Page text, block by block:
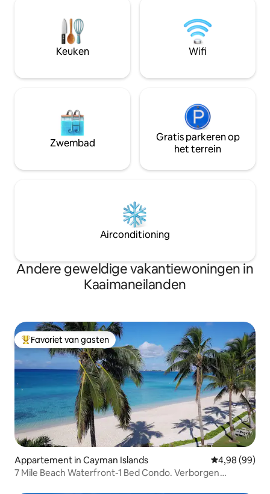
IG: southernexposurecb
perfecte ruimte
soloreizigers of
zoek zijn naar
beste van
Keuken Wifi
Zwembad
Gratis parkeren op
het terrein
Airconditioning
Andere geweldige vakantiewoningen in
Kaaimaneilanden
Topfavoriet van gasten
Favoriet van gasten
Appartement in Cayman Islands Gemiddelde
4,98 (99)
7 Mile Beach Waterfront-1 Bed Condo. Verborgen